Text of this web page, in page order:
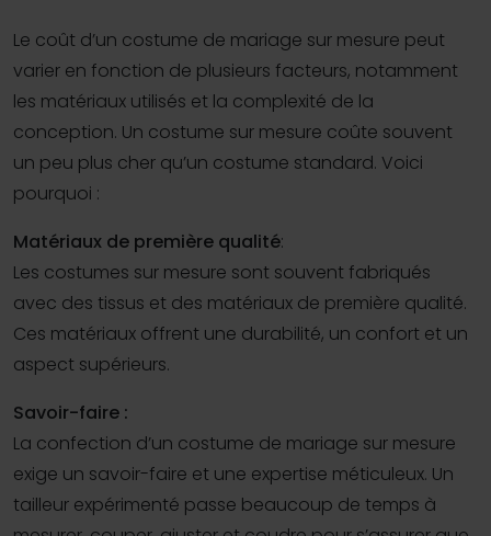
Le coût d’un costume de mariage sur mesure peut
varier en fonction de plusieurs facteurs, notamment
les matériaux utilisés et la complexité de la
conception. Un costume sur mesure coûte souvent
un peu plus cher qu’un costume standard. Voici
pourquoi :
Matériaux de première qualité:
Les costumes sur mesure sont souvent fabriqués
avec des tissus et des matériaux de première qualité.
Ces matériaux offrent une durabilité, un confort et un
aspect supérieurs.
Savoir-faire :
La confection d’un costume de mariage sur mesure
exige un savoir-faire et une expertise méticuleux. Un
tailleur expérimenté passe beaucoup de temps à